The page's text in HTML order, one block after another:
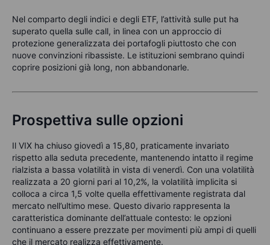
Nel comparto degli indici e degli ETF, l’attività sulle put ha
superato quella sulle call, in linea con un approccio di
protezione generalizzata dei portafogli piuttosto che con
nuove convinzioni ribassiste. Le istituzioni sembrano quindi
coprire posizioni già long, non abbandonarle.
Prospettiva sulle opzioni
Il VIX ha chiuso giovedì a 15,80, praticamente invariato
rispetto alla seduta precedente, mantenendo intatto il regime
rialzista a bassa volatilità in vista di venerdì. Con una volatilità
realizzata a 20 giorni pari al 10,2%, la volatilità implicita si
colloca a circa 1,5 volte quella effettivamente registrata dal
mercato nell’ultimo mese. Questo divario rappresenta la
caratteristica dominante dell’attuale contesto: le opzioni
continuano a essere prezzate per movimenti più ampi di quelli
che il mercato realizza effettivamente.